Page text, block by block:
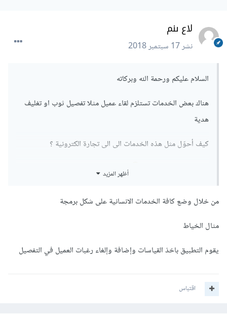
لاع ىنم
نشر17 سبتمبر 2018
السلام عليكم ورحمة الله وبركاته
هناك بعض الخدمات تستلزم لقاء عميل مثلا تفصيل ثوب او تغليف
هدية
كيف أحوّل مثل هذه الخدمات الى الى تجارة الكترونية ؟
أظهر المزيد
من خلال وضع كافة الخدمات الانسانية على شكل برمجة
مثال الخياط
يقوم التطبيق باخذ القياسات وإضافة وإلغاء رغبات العميل في التفصيل
اقتباس